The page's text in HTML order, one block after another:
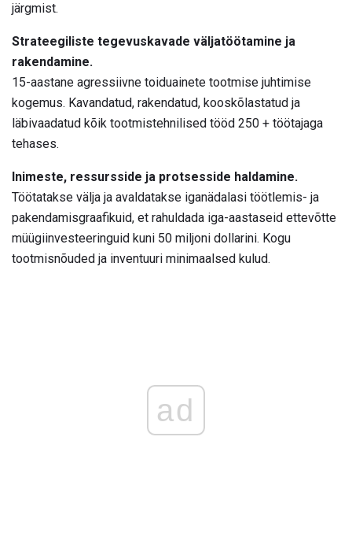
järgmist.
Strateegiliste tegevuskavade väljatöötamine ja
rakendamine.
15-aastane agressiivne toiduainete tootmise juhtimise
kogemus. Kavandatud, rakendatud, kooskõlastatud ja
läbivaadatud kõik tootmistehnilised tööd 250 + töötajaga
tehases.
Inimeste, ressursside ja protsesside haldamine.
Töötatakse välja ja avaldatakse iganädalasi töötlemis- ja
pakendamisgraafikuid, et rahuldada iga-aastaseid ettevõtte
müügiinvesteeringuid kuni 50 miljoni dollarini. Kogu
tootmisnõuded ja inventuuri minimaalsed kulud.
ad